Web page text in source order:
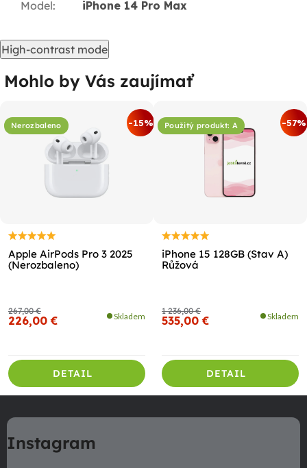
Model: iPhone 14 Pro Max
High-contrast mode
Mohlo by Vás zaujímať
Nerozbaleno -15%
Apple AirPods Pro 3 2025
(Nerozbaleno)
267,00 €
226,00 € Skladem
DETAIL
Použitý produkt: A -57%
iPhone 15 128GB (Stav A)
Růžová
1 236,00 €
535,00 € Skladem
DETAIL
á
pInstagram